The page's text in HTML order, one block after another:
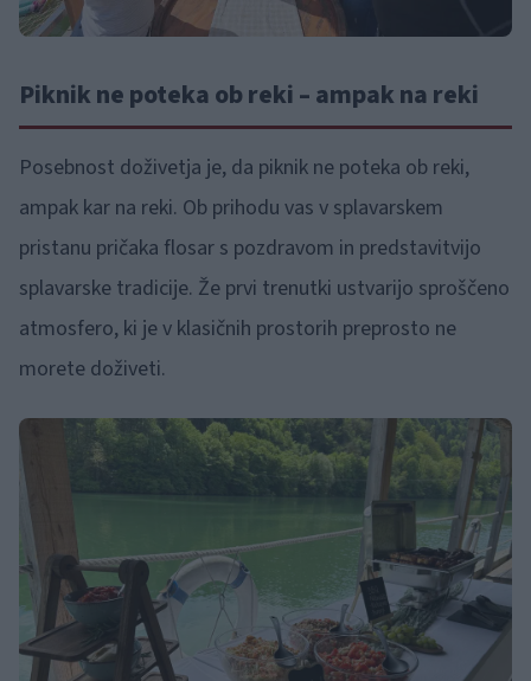
Piknik ne poteka ob reki – ampak na reki
Posebnost doživetja je, da piknik ne poteka ob reki,
ampak kar na reki. Ob prihodu vas v splavarskem
pristanu pričaka flosar s pozdravom in predstavitvijo
splavarske tradicije. Že prvi trenutki ustvarijo sproščeno
atmosfero, ki je v klasičnih prostorih preprosto ne
morete doživeti.